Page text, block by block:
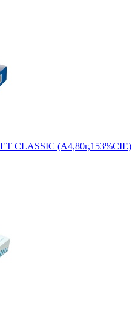
CLASSIC (А4,80г,153%CIE)